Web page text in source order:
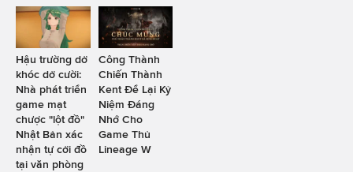
Hậu trường dở
khóc dở cười:
Nhà phát triển
game mạt
chược "lột đồ"
Nhật Bản xác
nhận tự cởi đồ
tại văn phòng
Công Thành
Chiến Thành
Kent Để Lại Kỷ
Niệm Đáng
Nhớ Cho
Game Thủ
Lineage W